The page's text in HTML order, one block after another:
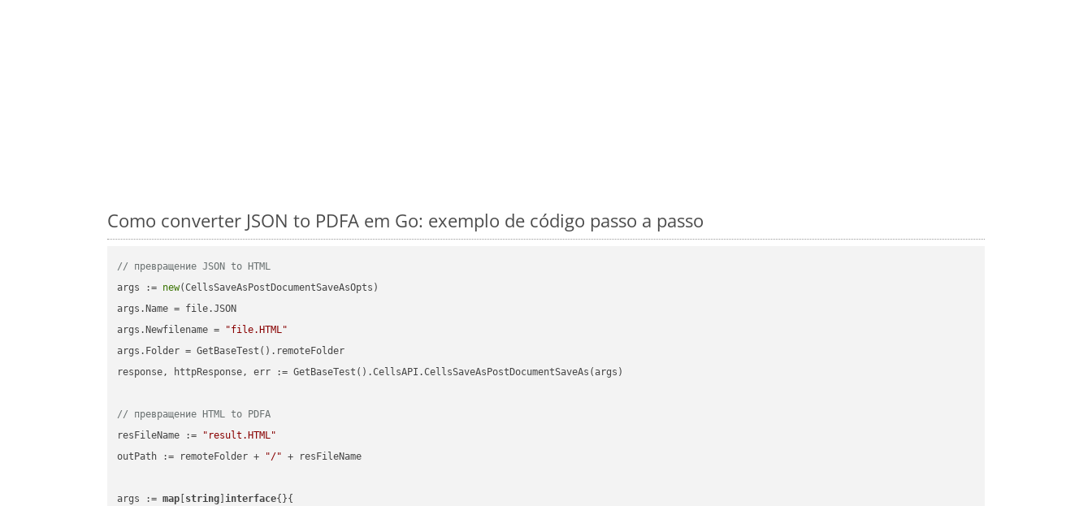
Como converter JSON to PDFA em Go: exemplo de código passo a passo
// превращение JSON to HTML
args := new(CellsSaveAsPostDocumentSaveAsOpts)
args.Name = file.JSON
args.Newfilename =
"file.HTML"
args.Folder = GetBaseTest().remoteFolder
response, httpResponse, err := GetBaseTest().CellsAPI.CellsSaveAsPostDocumentSaveAs(args)
// превращение HTML to PDFA
resFileName :=
"result.HTML"
outPath := remoteFolder +
"/" + resFileName
args := map string ]interface{}{